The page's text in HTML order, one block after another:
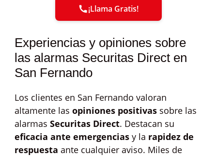
¡Llama Gratis!
Experiencias y opiniones sobre
las alarmas Securitas Direct en
San Fernando
Los clientes en San Fernando valoran
altamente las opiniones positivas sobre las
alarmas Securitas Direct. Destacan su
eficacia ante emergencias y la rapidez de
respuesta ante cualquier aviso. Miles de